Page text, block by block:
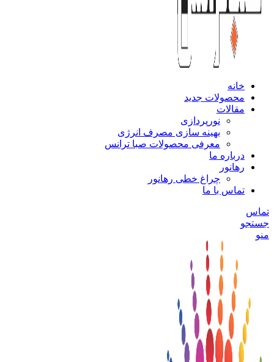
خانه
محصولات جدید
مقالات
نورپردازی
بهینه سازی مصرف انرژی
معرفی محصولات صبا ترانس
درباره ما
رهانور
چراغ خطی رهانور
تماس با ما
تماس
جستجو
منو